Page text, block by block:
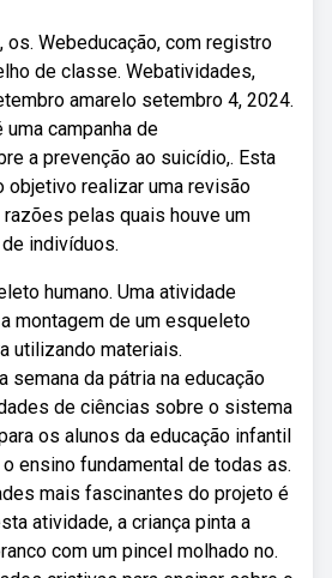
os. Webeducação, com registro
de classe. Webatividades,
amarelo setembro 4, 2024.
campanha de
a prevenção ao suicídio,. Esta
objetivo realizar uma revisão
pelas quais houve um
indivíduos.
humano. Uma atividade
montagem de um esqueleto
utilizando materiais.
semana da pátria na educação
de ciências sobre o sistema
os alunos da educação infantil
ensino fundamental de todas as.
mais fascinantes do projeto é
atividade, a criança pinta a
com um pincel molhado no.